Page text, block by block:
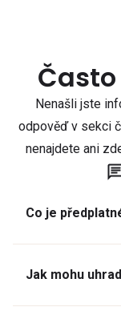
Nenašli jste
odpověď v sekci
nenajdete ani
Co je
Jak mohu